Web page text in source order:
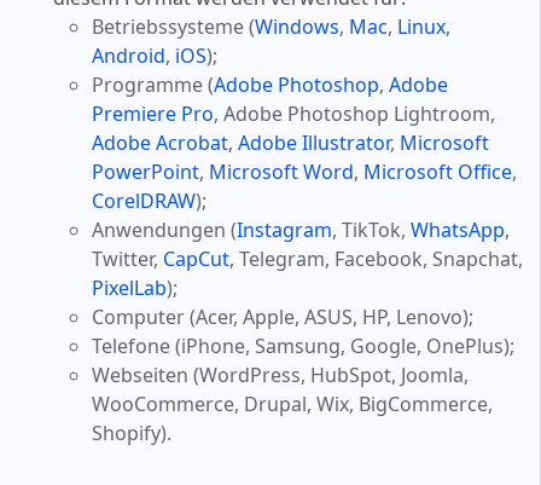
Betriebssysteme (Windows, Mac, Linux,
Android, iOS);
Programme (Adobe Photoshop, Adobe
Premiere Pro, Adobe Photoshop Lightroom,
Adobe Acrobat, Adobe Illustrator, Microsoft
PowerPoint, Microsoft Word, Microsoft Office,
CorelDRAW);
Anwendungen (Instagram, TikTok, WhatsApp,
Twitter, CapCut, Telegram, Facebook, Snapchat,
PixelLab);
Computer (Acer, Apple, ASUS, HP, Lenovo);
Telefone (iPhone, Samsung, Google, OnePlus);
Webseiten (WordPress, HubSpot, Joomla,
WooCommerce, Drupal, Wix, BigCommerce,
Shopify).